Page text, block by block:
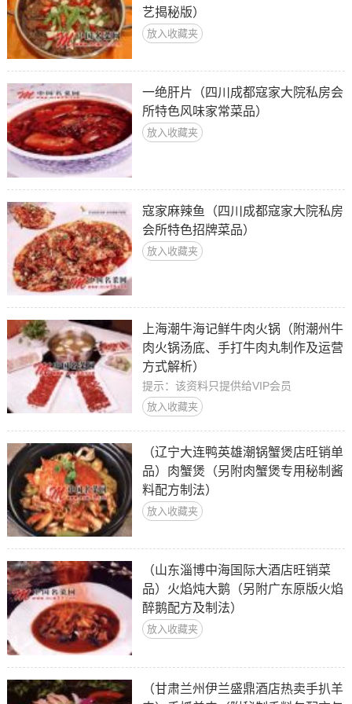
艺揭秘版）
放入收藏夹
一绝肝片（四川成都寇家大院私房会
所特色风味家常菜品）
放入收藏夹
寇家麻辣鱼（四川成都寇家大院私房
会所特色招牌菜品）
放入收藏夹
上海潮牛海记鲜牛肉火锅（附潮州牛
肉火锅汤底、手打牛肉丸制作及运营
方式解析）
提示：该资料只提供给VIP会员
放入收藏夹
（辽宁大连鸭英雄潮锅蟹煲店旺销单
品）肉蟹煲（另附肉蟹煲专用秘制酱
料配方制法）
放入收藏夹
（山东淄博中海国际大酒店旺销菜
品）火焰炖大鹅（另附广东原版火焰
醉鹅配方及制法）
放入收藏夹
（甘肃兰州伊兰盛鼎酒店热卖手扒羊